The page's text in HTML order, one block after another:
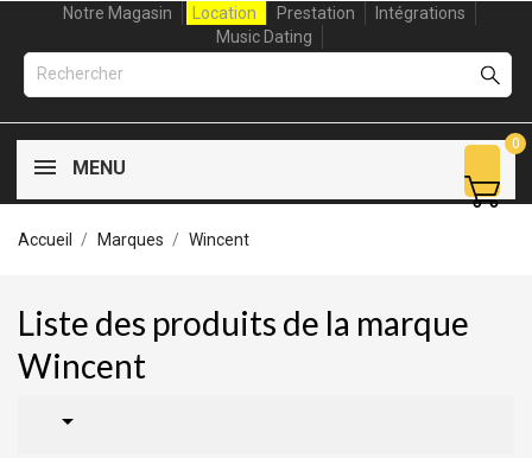
Notre Magasin Location Prestation
Intégrations
Music Dating
MENU
0
Accueil Marques Wincent
Liste des produits de la marque
Wincent
